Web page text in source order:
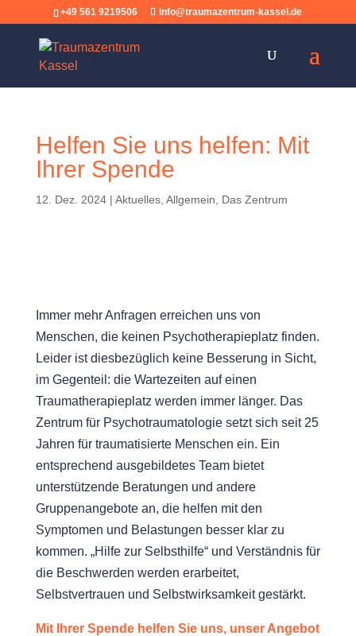
+49 561 9219506 info@traumazentrum-kassel.de
Helfen Sie uns helfen: Mit
Ihrer Spende
12. Dez. 2024| Aktuelles, Allgemein Das Zentrum
Immer mehr Anfragen erreichen uns von
Menschen, die keinen Psychotherapieplatz finden.
Leider ist diesbezüglich keine Besserung in Sicht,
im Gegenteil: die Wartezeiten auf einen
Traumatherapieplatz werden immer länger. Das
Zentrum für Psychotraumatologie setzt sich seit 25
Jahren für traumatisierte Menschen ein. Ein
entsprechend ausgebildetes Team bietet
unterstützende Beratungen und andere
Gruppenangebote an, die helfen mit den
Symptomen und Belastungen besser klar zu
kommen. „Hilfe zur Selbsthilfe“ und Verständnis für
die Beschwerden werden erarbeitet,
Selbstvertrauen und Selbstwirksamkeit gestärkt.
Mit Ihrer Spende helfen Sie uns, unser Angebot